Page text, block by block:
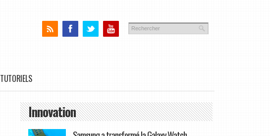
TUTORIELS
Innovation